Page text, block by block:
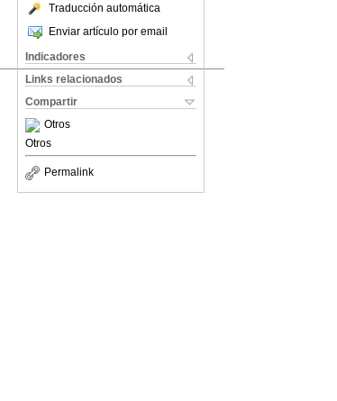
Traducción automática
Enviar artículo por email
Indicadores
Links relacionados
Compartir
Otros
Otros
Permalink